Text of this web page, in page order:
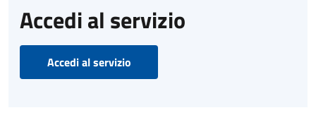
Accedi al servizio
Accedi al servizio